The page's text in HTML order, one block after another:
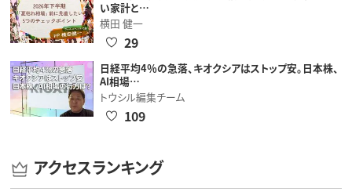
い家計と…
横田 健一
29
日経平均4％の急落、キオクシアはストップ安。日本株、
AI相場…
トウシル編集チーム
109
アクセスランキング